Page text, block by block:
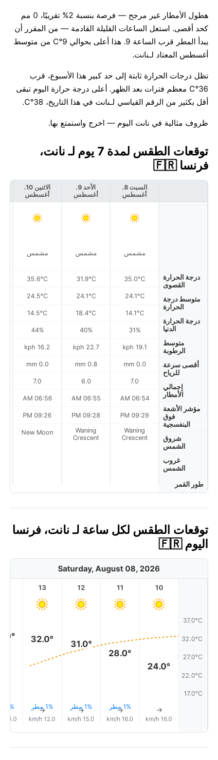
هطول الأمطار غير مرجح — فرصة بنسبة 2% تقريبًا، 0 مم
كحد أقصى. استغل الساعات القليلة القادمة — من المقرر أن
يبدأ المطر قرب الساعة 9. هذا أعلى بحوالي 9°C من متوسط
أغسطس المعتاد لـنانت.
تظل درجات الحرارة ثابتة إلى حد كبير هذا الأسبوع، قرب
36°C معظم فترات بعد الظهر. أعلى درجة حرارة اليوم تبقى
أقل بكثير من الرقم القياسي لـنانت في هذا التاريخ، 38°C.
ظروف مثالية في نانت اليوم — اخرج واستمتع بها.
توقعات الطقس لمدة 7 يوم لـ نانت،
فرنسا 🇫🇷
درجة الحرارة
القصوى
متوسط درجة
الحرارة
درجة الحرارة
الدنيا
متوسط
الرطوبة
أقصى سرعة
للرياح
إجمالي
الأمطار
مؤشر الأشعة
فوق
البنفسجية
شروق
الشمس
غروب
الشمس
طور القمر
السبت 8.
أغسطس
مشمس
35.0°C
24.1°C
14.1°C
31%
19.1 kph
0.0 mm
7.0
06:54 AM
09:29 PM
Waning
Crescent
الأحد 9.
أغسطس
مشمس
31.9°C
24.1°C
18.4°C
40%
22.7 kph
0.8 mm
6.0
06:55 AM
09:28 PM
Waning
Crescent
الاثنين 10.
أغسطس
مشمس
35.6°C
24.5°C
14.5°C
44%
16.2 kph
0.0 mm
7.0
06:56 AM
09:26 PM
New Moon
توقعات الطقس لكل ساعة لـ نانت، فرنسا
اليوم 🇫🇷
Saturday, August 08, 2026
37.0°C
32.0°C
27.0°C
22.0°C
17.0°C
10
24.0°
↑
16.0 km/h
11
28.0°
1% مطر↑
16.0 km/h
12
31.0°
1% مطر
↑
15.0 km/h
13
32.0°
1% مطر
↑
12.0 km/h
1% مطر
10.0 km/h